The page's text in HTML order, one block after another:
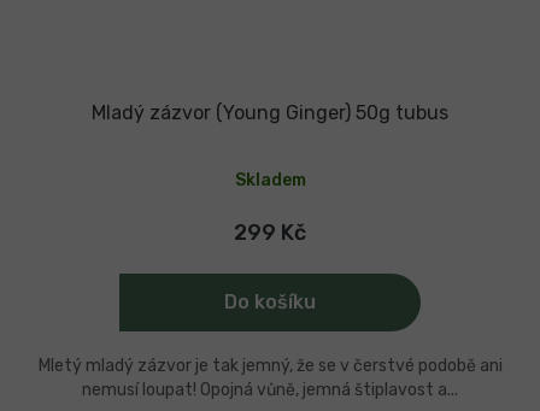
Mladý zázvor (Young Ginger) 50g tubus
hodnocení
produktu
4,5
Skladem
299 Kč
Do košíku
Mletý mladý zázvor je tak jemný, že se v čerstvé podobě ani
nemusí loupat! Opojná vůně, jemná štiplavost a...